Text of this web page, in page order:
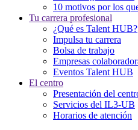
10 motivos por los
Tu carrera profesional
¿Qué es Talent HUB?
Impulsa tu carrera
Bolsa de trabajo
Empresas
Eventos Talent HUB
El centro
Presentación del
Servicios del IL3-UB
Horarios de atención